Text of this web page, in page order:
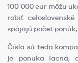
100 000 eur môžu
robiť
spájajú počet
Čísla sú teda
je ponuka lacná,